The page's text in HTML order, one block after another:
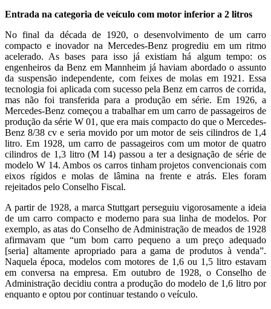
Entrada na categoria de veículo com motor inferior a 2 litros
No final da década de 1920, o desenvolvimento de um carro
compacto e inovador na Mercedes-Benz progrediu em um ritmo
acelerado. As bases para isso já existiam há algum tempo: os
engenheiros da Benz em Mannheim já haviam abordado o assunto
da suspensão independente, com feixes de molas em 1921. Essa
tecnologia foi aplicada com sucesso pela Benz em carros de corrida,
mas não foi transferida para a produção em série. Em 1926, a
Mercedes-Benz começou a trabalhar em um carro de passageiros de
produção da série W 01, que era mais compacto do que o Mercedes-
Benz 8/38 cv e seria movido por um motor de seis cilindros de 1,4
litro. Em 1928, um carro de passageiros com um motor de quatro
cilindros de 1,3 litro (M 14) passou a ter a designação de série de
modelo W 14. Ambos os carros tinham projetos convencionais com
eixos rígidos e molas de lâmina na frente e atrás. Eles foram
rejeitados pelo Conselho Fiscal.
A partir de 1928, a marca Stuttgart perseguiu vigorosamente a ideia
de um carro compacto e moderno para sua linha de modelos. Por
exemplo, as atas do Conselho de Administração de meados de 1928
afirmavam que “um bom carro pequeno a um preço adequado
[seria] altamente apropriado para a gama de produtos à venda”.
Naquela época, modelos com motores de 1,6 ou 1,5 litro estavam
em conversa na empresa. Em outubro de 1928, o Conselho de
Administração decidiu contra a produção do modelo de 1,6 litro por
enquanto e optou por continuar testando o veículo.